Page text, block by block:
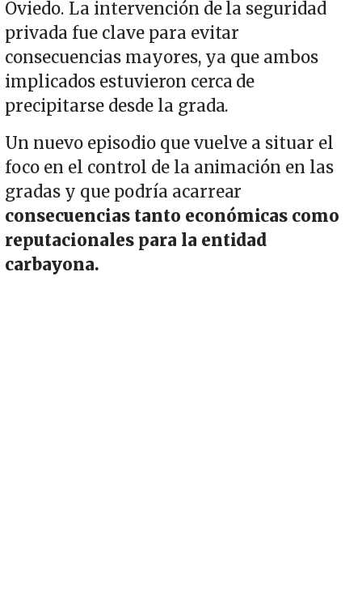
Oviedo. La intervención de la seguridad
privada fue clave para evitar
consecuencias mayores, ya que ambos
implicados estuvieron cerca de
precipitarse desde la grada.
Un nuevo episodio que vuelve a situar el
foco en el control de la animación en las
gradas y que podría acarrear
consecuencias tanto económicas como
reputacionales para la entidad
carbayona.